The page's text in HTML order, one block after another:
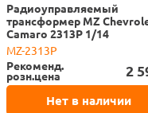
Радиоуправляемый
трансформер MZ
Camaro 2313P 1/14
MZ-2313P
Рекоменд.
розн.цена 2
Нет в наличии